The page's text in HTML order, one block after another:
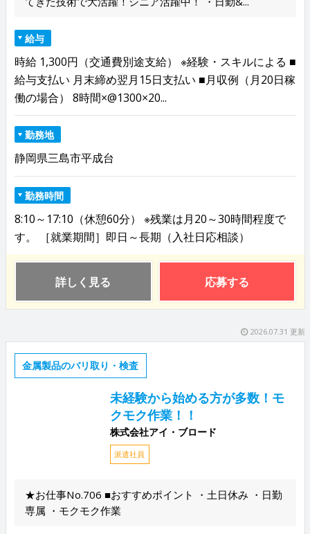
給与
時給 1,300円（交通費別途支給） ※経験・スキルによる ■
給与支払い 月末締め翌月15日支払い ■月収例（月20日稼
働の場合） 8時間×@1300×20...
勤務地
静岡県三島市平成台
勤務時間
8:10～17:10（休憩60分） ※残業は月20～30時間程度で
す。 ［就業期間］即日～長期（入社日応相談）
詳しく見る 応募する
2026.07.31 更新
金属製品のバリ取り・検査
未経験から始める方が多数！モ
クモク作業！！
株式会社アイ・ブロード
派遣社員
★お仕事No.706 ■おすすめポイント ・土日休み ・日勤
専属 ・モクモク作業